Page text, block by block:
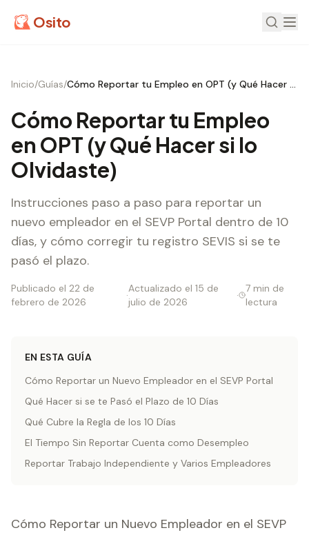
Osito
Inicio/Guías/ Cómo Reportar tu Empleo en OPT (y Qué Hacer si lo Olvidaste)
Cómo Reportar tu Empleo
en OPT (y Qué Hacer si lo
Olvidaste)
Instrucciones paso a paso para reportar un
nuevo empleador en el SEVP Portal dentro de 10
días, y cómo corregir tu registro SEVIS si se te
pasó el plazo.
Publicado el 22 de
febrero de 2026
·
Actualizado el 15 de
julio de 2026
·
7 min de
lectura
EN ESTA GUÍA
Cómo Reportar un Nuevo Empleador en el SEVP Portal
Qué Hacer si se te Pasó el Plazo de 10 Días
Qué Cubre la Regla de los 10 Días
El Tiempo Sin Reportar Cuenta como Desempleo
Reportar Trabajo Independiente y Varios Empleadores
Cómo Reportar un Nuevo Empleador en el SEVP